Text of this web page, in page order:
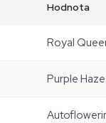
Hodnota
Royal
Purple